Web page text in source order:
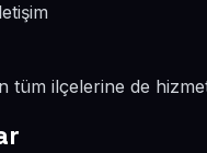
tüm ilçelerine de